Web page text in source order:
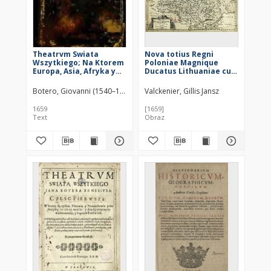
Theatrvm Swiata
Wszytkiego; Na Ktorem
Europa, Asia, Afryka y
Narodow, Kraiow, Miast,
Naicy obyczaie,
Bogactwa, y insze
przymioty są
wystawione.
Botero, Giovanni (1540–1617)
1659
Text
Nova totius Regni
Poloniae Magnique
Ducatus Lithuaniae cum
consiniis Aegidius
Valkenier excu.
Valckenier, Gillis Jansz
[1659]
Obraz